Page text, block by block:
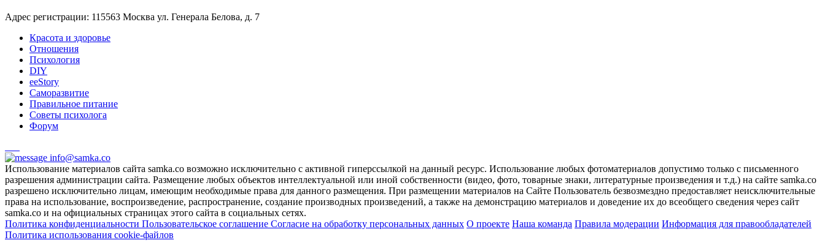
Адрес регистрации: 115563 Москва ул. Генерала Белова, д. 7
Красота и здоровье
Отношения
Психология
DIY
ееStory
Саморазвитие
Правильное питание
Советы психолога
Форум
info@samka.co
Использование материалов сайта samka.co возможно исключительно с активной гиперссылкой на данный ресурс. Использование любых фотоматериалов допустимо только с письменного
разрешения администрации сайта. Размещение любых объектов интеллектуальной или иной собственности (видео, фото, товарные знаки, литературные произведения и т.д.) на сайте samka.co
разрешено исключительно лицам, имеющим необходимые права для данного размещения. При размещении материалов на Сайте Пользователь безвозмездно предоставляет неисключительные
права на использование, воспроизведение, распространение, создание производных произведений, а также на демонстрацию материалов и доведение их до всеобщего сведения через сайт
samka.co и на официальных страницах этого сайта в социальных сетях.
Политика конфиденциальности Пользовательское соглашение Согласие на обработку персональных данных О проекте Наша команда Правила модерации Информация для правообладателей
Политика использования cookie-файлов